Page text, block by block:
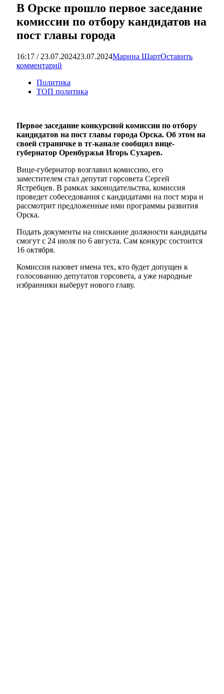
В Орске прошло первое заседание
комиссии по отбору кандидатов на
пост главы города
16:17 / 23.07.202423.07.2024Марина ШартОставить
комментарий
Политика
ТОП политика
Первое заседание конкурсной комиссии по отбору
кандидатов на пост главы города Орска. Об этом на
своей страничке в тг-канале сообщил вице-
губернатор Оренбуржья Игорь Сухарев.
Вице-губернатор возглавил комиссию, его
заместителем стал депутат горсовета Сергей
Ястребцев. В рамках законодательства, комиссия
проведет собеседования с кандидатами на пост мэра и
рассмотрит предложенные ими программы развития
Орска.
Подать документы на соискание должности кандидаты
смогут с 24 июля по 6 августа. Сам конкурс состоится
16 октября.
Комиссия назовет имена тех, кто будет допущен к
голосованию депутатов горсовета, а уже народные
избранники выберут нового главу.